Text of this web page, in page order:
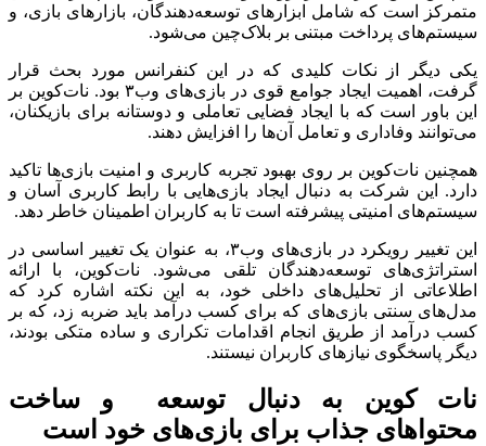
متمرکز است که شامل ابزارهای توسعه‌دهندگان، بازارهای بازی، و
سیستم‌های پرداخت مبتنی بر بلاک‌چین می‌شود.
یکی دیگر از نکات کلیدی که در این کنفرانس مورد بحث قرار
گرفت، اهمیت ایجاد جوامع قوی در بازی‌های وب۳ بود. نات‌کوین بر
این باور است که با ایجاد فضایی تعاملی و دوستانه برای بازیکنان،
می‌توانند وفاداری و تعامل آن‌ها را افزایش دهند.
همچنین نات‌کوین بر روی بهبود تجربه کاربری و امنیت بازی‌ها تاکید
دارد. این شرکت به دنبال ایجاد بازی‌هایی با رابط کاربری آسان و
سیستم‌های امنیتی پیشرفته است تا به کاربران اطمینان خاطر دهد.
این تغییر رویکرد در بازی‌های وب۳، به عنوان یک تغییر اساسی در
استراتژی‌های توسعه‌دهندگان تلقی می‌شود. نات‌کوین، با ارائه
اطلاعاتی از تحلیل‌های داخلی خود، به این نکته اشاره کرد که
مدل‌های سنتی بازی‌های که برای کسب درآمد باید ضربه زد، که بر
کسب درآمد از طریق انجام اقدامات تکراری و ساده متکی بودند،
دیگر پاسخگوی نیازهای کاربران نیستند.
نات کوین به دنبال توسعه و ساخت
محتوا‌های جذاب برای بازی‌های خود است